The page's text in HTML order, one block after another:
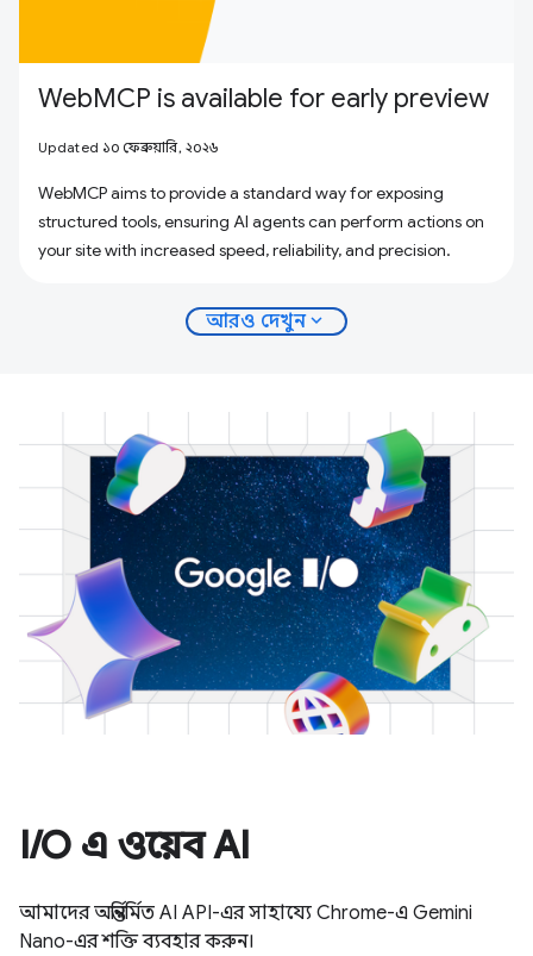
WebMCP is available for early preview
Updated ১০ ফেব্রুয়ারি, ২০২৬
WebMCP aims to provide a standard way for exposing
structured tools, ensuring AI agents can perform actions on
your site with increased speed, reliability, and precision.
আরও দেখুনexpand_more
I/O এ ওয়েব AI
আমাদের অন্তর্নির্মিত AI API-এর সাহায্যে Chrome-এ Gemini
Nano-এর শক্তি ব্যবহার করুন।